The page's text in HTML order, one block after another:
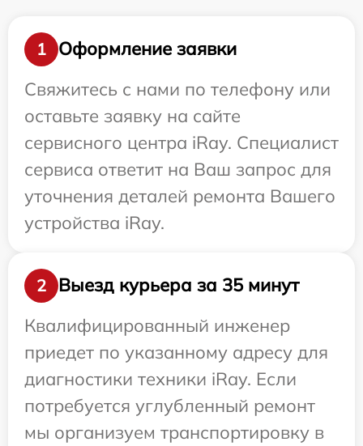
1
Оформление заявки
Свяжитесь с нами по телефону или
оставьте заявку на сайте
сервисного центра iRay. Специалист
сервиса ответит на Ваш запрос для
уточнения деталей ремонта Вашего
устройства iRay.
2
Выезд курьера за 35 минут
Квалифицированный инженер
приедет по указанному адресу для
диагностики техники iRay. Если
потребуется углубленный ремонт
мы организуем транспортировку в